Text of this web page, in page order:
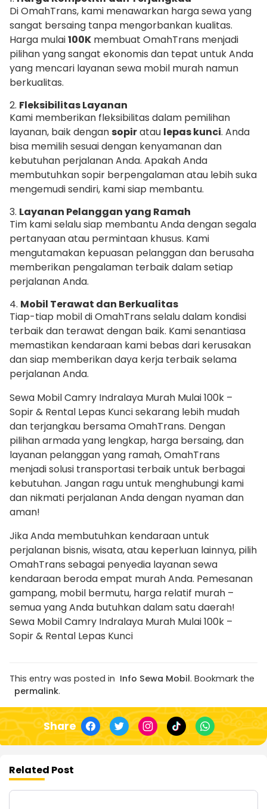
Di OmahTrans, kami menawarkan harga sewa yang
sangat bersaing tanpa mengorbankan kualitas.
Harga mulai100K membuat OmahTrans menjadi
pilihan yang sangat ekonomis dan tepat untuk Anda
yang mencari layanan sewa mobil murah namun
berkualitas.
2. Fleksibilitas Layanan
Kami memberikan fleksibilitas dalam pemilihan
layanan, baik dengansopiratau lepas kunci. Anda
bisa memilih sesuai dengan kenyamanan dan
kebutuhan perjalanan Anda. Apakah Anda
membutuhkan sopir berpengalaman atau lebih suka
mengemudi sendiri, kami siap membantu.
3. Layanan Pelanggan yang Ramah
Tim kami selalu siap membantu Anda dengan segala
pertanyaan atau permintaan khusus. Kami
mengutamakan kepuasan pelanggan dan berusaha
memberikan pengalaman terbaik dalam setiap
perjalanan Anda.
4. Mobil Terawat dan Berkualitas
Tiap-tiap mobil di OmahTrans selalu dalam kondisi
terbaik dan terawat dengan baik. Kami senantiasa
memastikan kendaraan kami bebas dari kerusakan
dan siap memberikan daya kerja terbaik selama
perjalanan Anda.
Sewa Mobil Camry Indralaya Murah Mulai 100k –
Sopir & Rental Lepas Kunci sekarang lebih mudah
dan terjangkau bersama OmahTrans. Dengan
pilihan armada yang lengkap, harga bersaing, dan
layanan pelanggan yang ramah, OmahTrans
menjadi solusi transportasi terbaik untuk berbagai
kebutuhan. Jangan ragu untuk menghubungi kami
dan nikmati perjalanan Anda dengan nyaman dan
aman!
Jika Anda membutuhkan kendaraan untuk
perjalanan bisnis, wisata, atau keperluan lainnya, pilih
OmahTrans sebagai penyedia layanan sewa
kendaraan beroda empat murah Anda. Pemesanan
gampang, mobil bermutu, harga relatif murah –
semua yang Anda butuhkan dalam satu daerah!
Sewa Mobil Camry Indralaya Murah Mulai 100k –
Sopir & Rental Lepas Kunci
This entry was posted in Info Sewa Mobil. Bookmark the
permalink.
Share
Related Post